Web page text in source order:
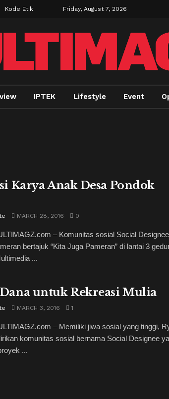
Kode Etik Friday, August 7, 2026
IPTEK Lifestyle Event
Karya Anak Desa Pondok
MARCH 28, 2016 0
– Komunitas sosial Social Designee
bertajuk “Kita Juga Pameran” di lantai 3
...
untuk Rekreasi Mulia
MARCH 3, 2016 1
– Memiliki jiwa sosial yang tinggi,
komunitas sosial bernama Social Designee
...